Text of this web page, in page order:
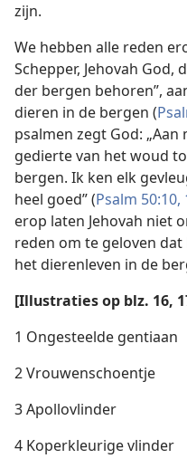
zijn.
We hebben alle reden
Schepper, Jehovah God,
der bergen behoren”,
dieren in de bergen (
psalmen zegt God:
gedierte van het woud
bergen. Ik ken elk
heel goed” (Psalm 50:10,
erop laten Jehovah niet
reden om te geloven
het dierenleven in de
[Illustraties op blz. 16,
1 Ongesteelde gentiaan
2 Vrouwenschoentje
3 Apollovlinder
4 Koperkleurige vlinder